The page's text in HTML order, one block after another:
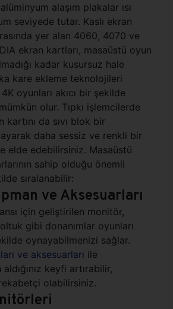
alaşım plakalar ısı
seviyede tutar. Kaslı ekran
yer alan 4060, 4070 ve
ekran kartları, masaüstü oyun
kadar kusursuz hale
kare ekleme teknolojileri
oyunları akıcı bir şekilde
olur. Tıpkı işlemcilerde
da sıvı blok bir
daha sessiz ve renkli bir
elde edebilirsiniz. Masaüstü
sahip olduğu önemli
sıralanabilir:
ve Aksesuarları
için geliştirilen monitör,
gibi donanımlar oyunları
oynayabilmenizi sağlar.
ve aksesuarları ile
keyfi artırabilir,
olabilirsiniz.